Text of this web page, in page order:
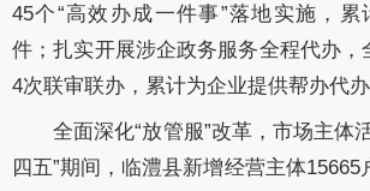
45个“高效办成一件事”落地实施，累
件；扎实开展涉企政务服务全程代办，
4次联审联办，累计为企业提供帮办代办
全面深化“放管服”改革，市场主体
四五”期间，临澧县新增经营主体15665